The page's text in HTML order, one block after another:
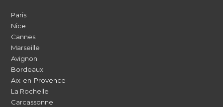
Paris
Nice
Cannes
Marseille
Avignon
Bordeaux
Aix-en-Provence
La Rochelle
Carcassonne